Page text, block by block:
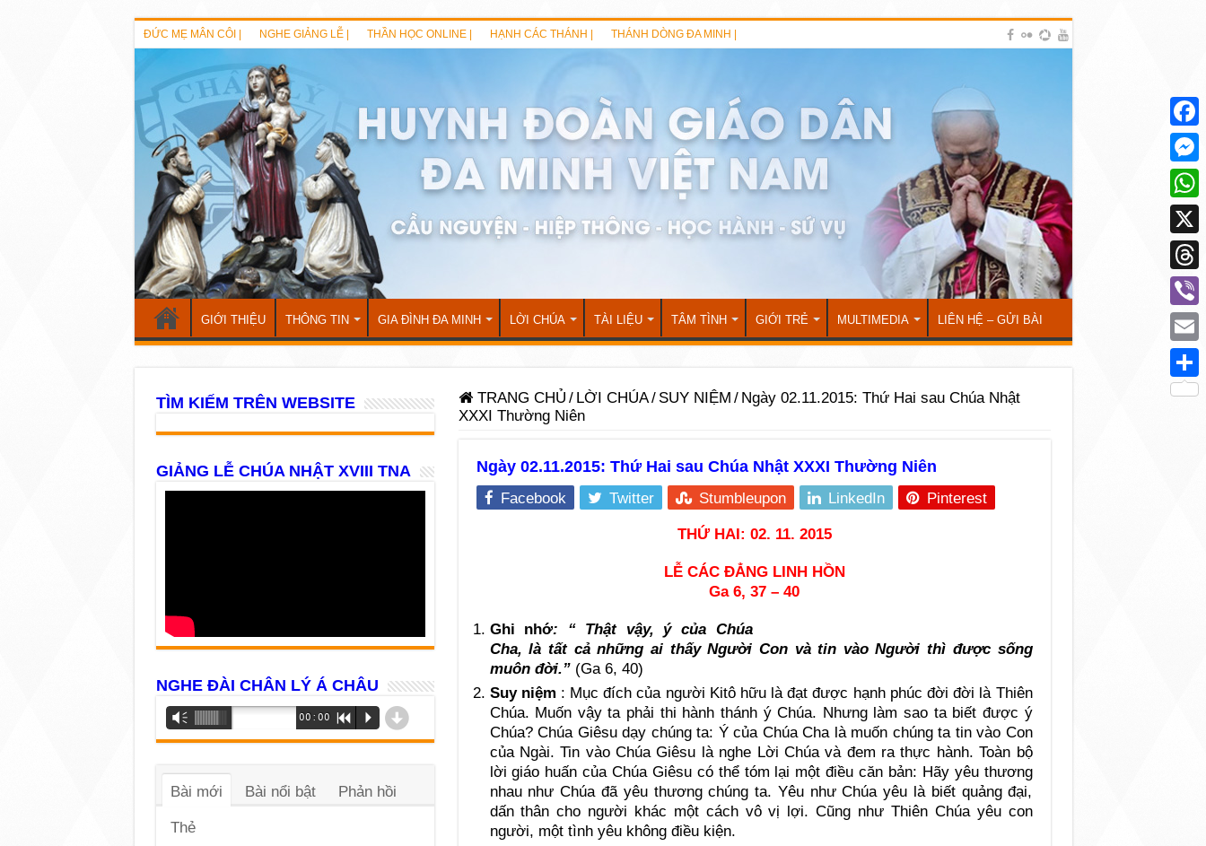
ĐỨC MẸ MÂN CÔI | NGHE GIẢNG LỄ | THẦN HỌC ONLINE | HẠNH CÁC THÁNH | THÁNH DÒNG ĐA MINH |
GIỚI THIỆU THÔNG TIN GIA ĐÌNH ĐA MINH LỜI CHÚA TÀI LIỆU TÂM TÌNH GIỚI TRẺ MULTIMEDIA LIÊN HỆ – GỬI BÀI
TRANG CHỦ / LỜI CHÚA/ SUY NIỆM / Ngày 02.11.2015: Thứ Hai sau Chúa Nhật
XXXI Thường Niên
Ngày 02.11.2015: Thứ Hai sau Chúa Nhật XXXI Thường Niên
Facebook Twitter Stumbleupon LinkedIn Pinterest
THỨ HAI: 02. 11. 2015
LỄ CÁC ĐẲNG LINH HỒN
Ga 6, 37 – 40
Ghi nhớ: “ Thật vậy, ý của Chúa
Cha, là tất cả những ai thấy Người Con và tin vào Người thì được sống
muôn đời.”(Ga 6, 40)
Suy niệm : Mục đích của người Kitô hữu là đạt được hạnh phúc đời đời là Thiên
Chúa. Muốn vậy ta phải thi hành thánh ý Chúa. Nhưng làm sao ta biết được ý
Chúa? Chúa Giêsu dạy chúng ta: Ý của Chúa Cha là muốn chúng ta tin vào Con
của Ngài. Tin vào Chúa Giêsu là nghe Lời Chúa và đem ra thực hành. Toàn bộ
lời giáo huấn của Chúa Giêsu có thể tóm lại một điều căn bản: Hãy yêu thương
nhau như Chúa đã yêu thương chúng ta. Yêu như Chúa yêu là biết quảng đại,
dấn thân cho người khác một cách vô vị lợi. Cũng như Thiên Chúa yêu con
người, một tình yêu không điều kiện.
TÌM KIẾM TRÊN WEBSITE
GIẢNG LỄ CHÚA NHẬT XVIII TNA
NGHE ĐÀI CHÂN LÝ Á CHÂU
Trình
phát
âm
Vm 00:00 R P d
Bài mới Bài nổi bật Phản hồi
Thẻ
X
Viber